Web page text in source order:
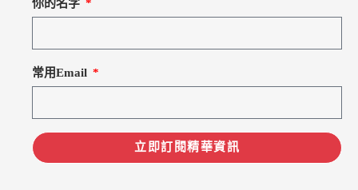
你的名字
常用Email
立即訂閱精華資訊